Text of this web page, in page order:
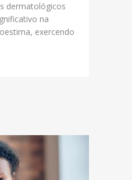
dermatológicos
na
exercendo